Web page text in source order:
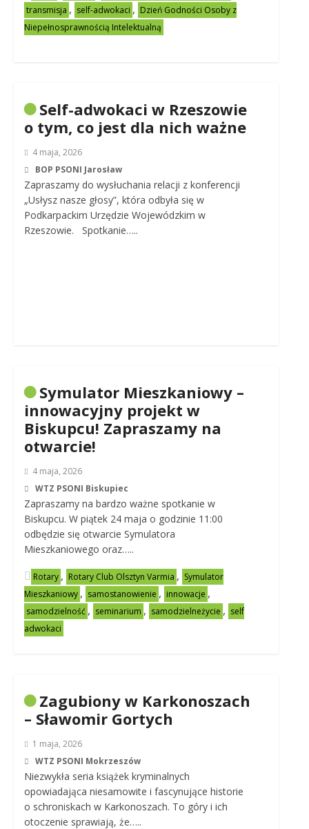
transmisja , self-adwokaci , Dzień Godności Osoby z
Niepełnosprawnością Intelektualną
Self-adwokaci w Rzeszowie
o tym, co jest dla nich ważne
4 maja, 2026
BOP PSONI Jarosław
Zapraszamy do wysłuchania relacji z konferencji
„Usłysz nasze głosy”, która odbyła się w
Podkarpackim Urzędzie Wojewódzkim w
Rzeszowie. Spotkanie…..
Symulator Mieszkaniowy –
innowacyjny projekt w
Biskupcu! Zapraszamy na
otwarcie!
4 maja, 2026
WTZ PSONI Biskupiec
Zapraszamy na bardzo ważne spotkanie w
Biskupcu. W piątek 24 maja o godzinie 11:00
odbędzie się otwarcie Symulatora
Mieszkaniowego oraz…..
Rotary , Rotary Club Olsztyn Varmia , Symulator
Mieszkaniowy , samostanowienie , innowacje ,
samodzielność , seminarium , samodzielneżycie , self
adwokaci
Zagubiony w Karkonoszach
– Sławomir Gortych
1 maja, 2026
WTZ PSONI Mokrzeszów
Niezwykła seria książek kryminalnych
opowiadająca niesamowite i fascynujące historie
o schroniskach w Karkonoszach. To góry i ich
otoczenie sprawiają, że…..